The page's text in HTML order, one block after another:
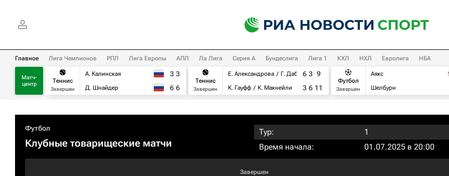
Главное Лига Чемпионов РПЛ Лига Европы АПЛ Ла Лига Серия А Бундеслига Лига 1 КХЛ НХЛ Евролига НБА
Матч-
центр
Теннис
Завершен
А. Калинская
Д. Шнайдер
3 3
6 6
Теннис
Завершен
Е. Александрова
Г. Дабровски
К. Гауфф
К. Макнейли
6 3 9
3 6 11
Футбол
Завершен
Аякс
Шелбурн
Футбол
Клубные товарищеские матчи
Тур:
1
Время начала:
01.07.2025 в 20:00
Завершен